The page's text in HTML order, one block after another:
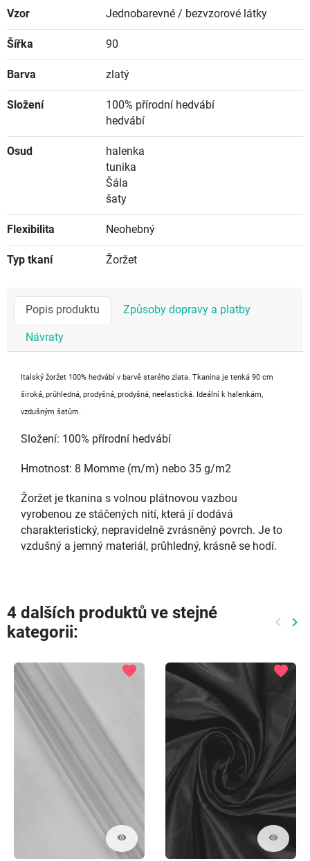
Vzor Jednobarevné / bezvzorové látky
Šířka 90
Barva zlatý
Složení
100% přírodní hedvábí
hedvábí
Osud
halenka
tunika
Šála
šaty
Flexibilita Neohebný
Typ tkaní Žoržet
Popis produktu Způsoby dopravy a platby
Návraty
Italský žoržet 100% hedvábí v barvě starého zlata. Tkanina je tenká 90 cm
široká, průhledná, prodyšná, prodyšná, neelastická. Ideální k halenkám,
vzdušným šatům.
Složení: 100% přírodní hedvábí
Hmotnost: 8 Momme (m/m) nebo 35 g/m2
Žoržet je tkanina s volnou plátnovou vazbou
vyrobenou ze stáčených nití, která jí dodává
charakteristický, nepravidelně zvrásněný povrch. Je to
vzdušný a jemný materiál, průhledný, krásně se hodí.
4 dalších produktů ve stejné
kategorii:
keyboard_arrow_left keyboard_arrow_right
visibility
favorite
visibility
favorite